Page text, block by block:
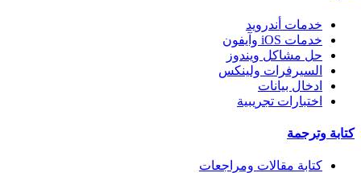
خدمات أندرويد
خدمات iOS وآيفون
حل مشاكل ويندوز
السيرفرات ولينكس
ادخال بيانات
اختبارات تجريبية
كتابة وترجمة
كتابة مقالات ومراجعات